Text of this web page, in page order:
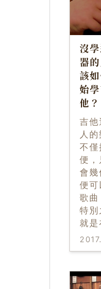
沒
器
該
始
他？
吉他
人
不僅
便，
會幾
便可
歌曲
特別
就